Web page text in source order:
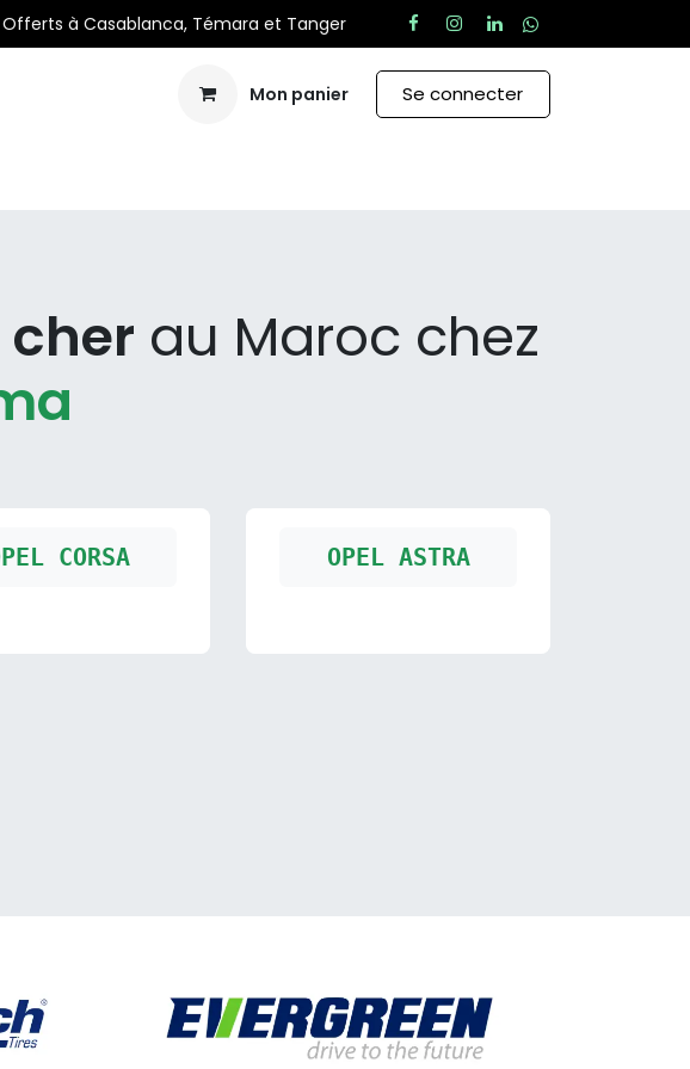
à Casablanca, Témara et Tanger
Mon panier Se connecter
cher au Maroc chez
CORSA OPEL ASTRA